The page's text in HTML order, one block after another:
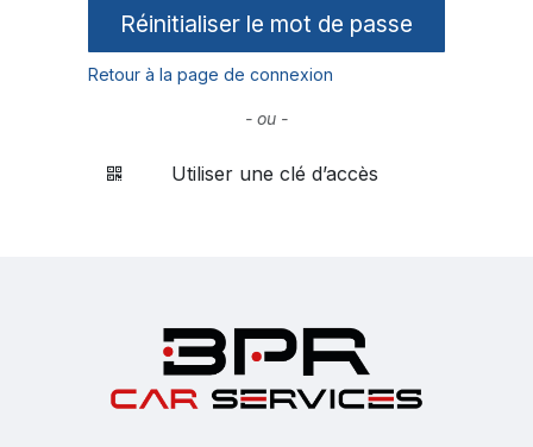
Réinitialiser le mot de passe
Retour à la page de connexion
- ou -
Utiliser une clé d’accès